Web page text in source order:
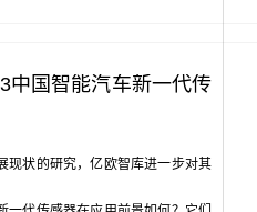
中国智能汽车新一代传
现状的研究，亿欧智库进一步对其